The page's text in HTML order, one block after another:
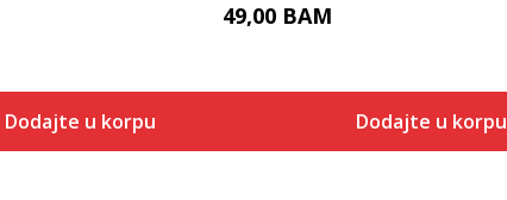
Dodajte u korpu
49,00 BAM
Dodajte u korpu